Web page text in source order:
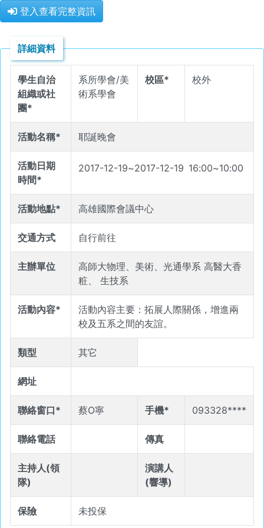
登入查看完整資訊
詳細資料
學生自治
組織或社
團*
系所學會/美
術系學會
校區* 校外
活動名稱* 耶誕晚會
活動日期
時間*
2017-12-19~2017-12-19 16:00~10:00
活動地點* 高雄國際會議中心
交通方式 自行前往
主辦單位
高師大物理、美術、光通學系 高醫大香
粧、 生技系
活動內容*
活動內容主要：拓展人際關係，增進兩
校及五系之間的友誼。
類型 其它
網址
聯絡窗口* 蔡O寧 手機* 093328****
聯絡電話 傳真
主持人(領
隊)
演講人
(響導)
保險 未投保